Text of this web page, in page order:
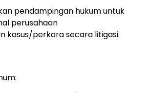
pendampingan hukum untuk
perusahaan
kasus/perkara secara litigasi.